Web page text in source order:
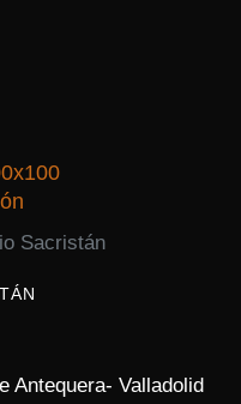
Sacristán
Antequera- Valladolid